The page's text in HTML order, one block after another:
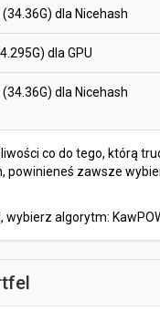
dla Nicehash
dla GPU
dla Nicehash
co do tego, którą
powinieneś zawsze
wybierz algorytm: